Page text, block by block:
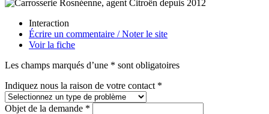
Interaction
Écrire un commentaire / Noter le site
Voir la fiche
Les champs marqués d’une * sont obligatoires
Indiquez nous la raison de votre contact *
Objet de la demande *